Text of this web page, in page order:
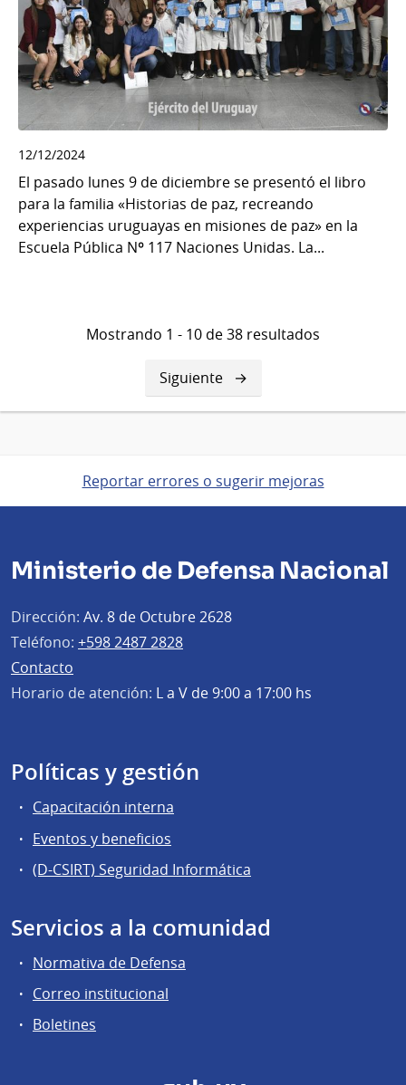
12/12/2024
El pasado lunes 9 de diciembre se presentó el libro
para la familia «Historias de paz, recreando
experiencias uruguayas en misiones de paz» en la
Escuela Pública Nº 117 Naciones Unidas. La...
Mostrando 1 - 10 de 38 resultados
Siguiente
página
Siguiente
Reportar errores o sugerir mejoras
Ministerio de Defensa Nacional
Dirección: Av. 8 de Octubre 2628
Teléfono: +598 2487 2828
Contacto
Horario de atención: L a V de 9:00 a 17:00 hs
Políticas y gestión
Capacitación interna
Eventos y beneficios
(D-CSIRT) Seguridad Informática
Servicios a la comunidad
Normativa de Defensa
Correo institucional
Boletines